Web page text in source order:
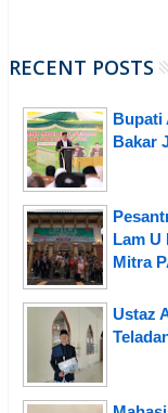
RECENT POSTS
Bupati
Bakar
Lam U
Mitra
Ustaz